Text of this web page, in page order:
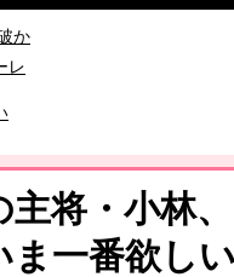
か
「個」
主将・小林
ま一番欲し